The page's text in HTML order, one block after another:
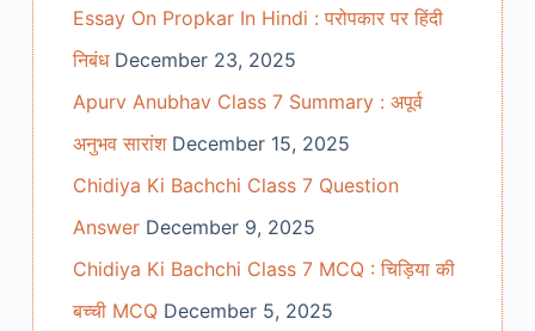
Essay On Propkar In Hindi : परोपकार पर हिंदी
निबंध December 23, 2025
Apurv Anubhav Class 7 Summary : अपूर्व
अनुभव सारांश December 15, 2025
Chidiya Ki Bachchi Class 7 Question
Answer December 9, 2025
Chidiya Ki Bachchi Class 7 MCQ : चिड़िया की
बच्ची MCQ December 5, 2025